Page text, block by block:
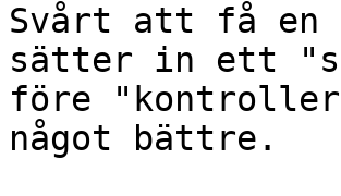
Svårt att få en
sätter in ett
före
något bättre.